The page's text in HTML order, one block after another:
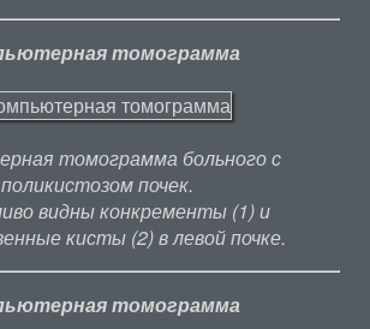
томограмма
томограмма больного с
поликистозом почек.
видны конкременты (1) и
кисты (2) в левой почке.
томограмма